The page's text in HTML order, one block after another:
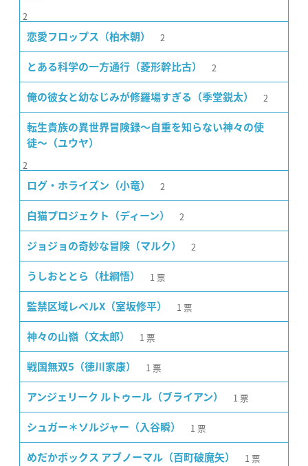
2
恋愛フロップス（柏木朝） 2
とある科学の一方通行（菱形幹比古） 2
俺の彼女と幼なじみが修羅場すぎる（季堂鋭太） 2
転生貴族の異世界冒険録〜自重を知らない神々の使
徒〜（ユウヤ）
2
ログ・ホライズン（小竜） 2
白猫プロジェクト（ディーン） 2
ジョジョの奇妙な冒険（マルク） 2
うしおととら（杜綱悟） 1 票
監禁区域レベルX（室坂修平） 1 票
神々の山嶺（文太郎） 1 票
戦国無双5（徳川家康） 1 票
アンジェリーク ルトゥール（ブライアン） 1 票
シュガー＊ソルジャー（入谷瞬） 1 票
めだかボックス アブノーマル（百町破魔矢） 1 票